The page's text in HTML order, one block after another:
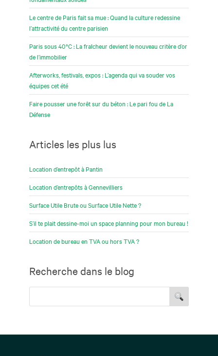
Le centre de Paris fait sa mue : Quand la culture redessine
l’attractivité du centre parisien
Paris sous 40°C : La fraîcheur devient le nouveau critère d’or
de l’immobilier
Afterworks, festivals, expos : L’agenda qui va souder vos
équipes cet été
Faire pousser une forêt sur du béton : Le pari fou de La
Défense
Articles les plus lus
Location d’entrepôt à Pantin
Location d’entrepôts à Gennevilliers
Surface Utile Brute ou Surface Utile Nette ?
S’il te plait dessine-moi un space planning pour mon bureau !
Location de bureau en TVA ou hors TVA ?
Recherche dans le blog